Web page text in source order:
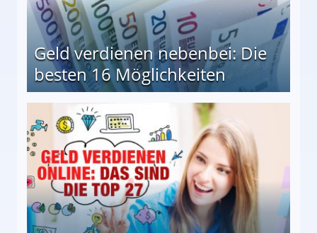
Geld verdienen nebenbei: Die
besten 16 Möglichkeiten